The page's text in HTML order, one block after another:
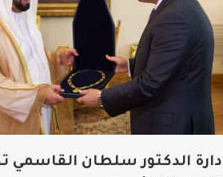
دارة الدكتور سلطان القاسمي